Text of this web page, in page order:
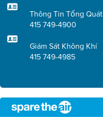
Thông Tin Tổng Quát
415 749-4900
Giám Sát Không Khí
415 749-4985